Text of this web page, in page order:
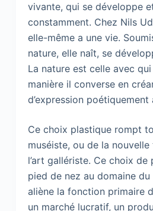
vivante, qui se développe
constamment. Chez Nils
elle-même a une vie.
nature, elle naît, se
La nature est celle avec qui
manière il converse en
d’expression poétiquement
Ce choix plastique rompt
muséiste, ou de la nouvelle
l’art gallériste. Ce choix de
pied de nez au domaine du
aliène la fonction primaire
un marché lucratif, un